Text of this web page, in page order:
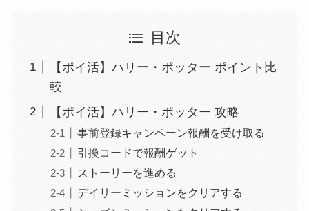
目次
【ポイ活】ハリー・ポッター ポイント比
較
【ポイ活】ハリー・ポッター 攻略
事前登録キャンペーン報酬を受け取る
引換コードで報酬ゲット
ストーリーを進める
デイリーミッションをクリアする